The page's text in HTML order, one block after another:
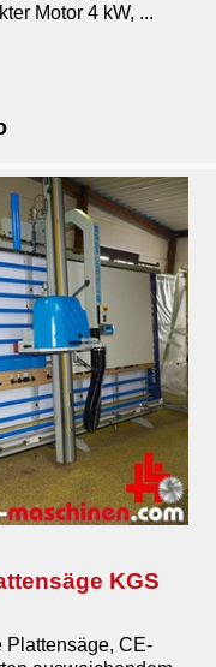
Motor 4 kW, ...
KGS
Plattensäge, CE-